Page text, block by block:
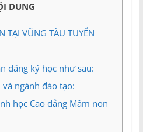
DUNG
TẠI VŨNG TÀU TUYỂN
đăng ký học như sau:
ngành đào tạo:
học Cao đẳng Mầm non